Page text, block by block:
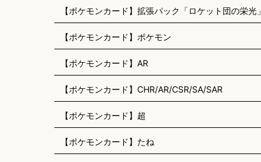
【ポケモンカード】拡張パック「ロケット団の栄光」
【ポケモンカード】ポケモン
【ポケモンカード】AR
【ポケモンカード】CHR/AR/CSR/SA/SAR
【ポケモンカード】超
【ポケモンカード】たね